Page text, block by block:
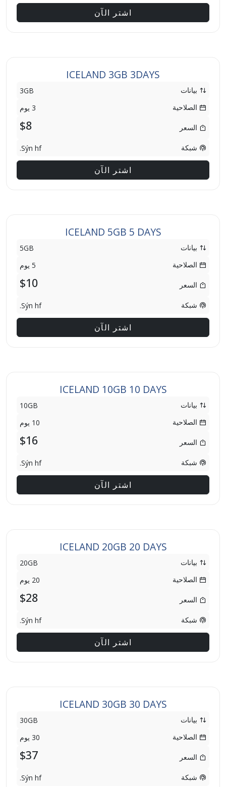
اشتر الآن
ICELAND 3GB 3DAYS
بيانات
3GB
الصلاحية
3 يوم
السعر $8
شبكة Sýn hf.
اشتر الآن
ICELAND 5GB 5 DAYS
بيانات
5GB
الصلاحية
5 يوم
السعر $10
شبكة Sýn hf.
اشتر الآن
ICELAND 10GB 10 DAYS
بيانات
10GB
الصلاحية
10 يوم
السعر $16
شبكة Sýn hf.
اشتر الآن
ICELAND 20GB 20 DAYS
بيانات
20GB
الصلاحية
20 يوم
السعر $28
شبكة Sýn hf.
اشتر الآن
ICELAND 30GB 30 DAYS
بيانات
30GB
الصلاحية
30 يوم
السعر $37
شبكة Sýn hf.